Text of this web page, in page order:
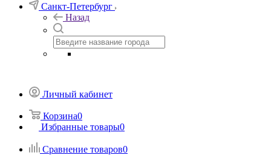
Санкт-Петербург
Назад
Личный кабинет
Корзина0
Избранные товары0
Сравнение товаров0